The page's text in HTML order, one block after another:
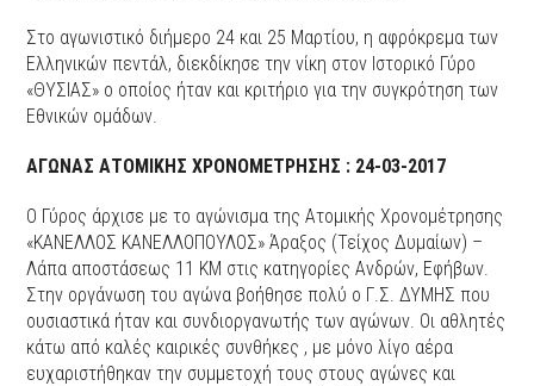
Στο αγωνιστικό διήμερο 24 και 25 Μαρτίου, η αφρόκρεμα των
Ελληνικών πεντάλ, διεκδίκησε την νίκη στον Ιστορικό Γύρο
«ΘΥΣΙΑΣ» ο οποίος ήταν και κριτήριο για την συγκρότηση των
Εθνικών ομάδων.
ΑΓΩΝΑΣ ΑΤΟΜΙΚΗΣ ΧΡΟΝΟΜΕΤΡΗΣΗΣ : 24-03-2017
Ο Γύρος άρχισε με το αγώνισμα της Ατομικής Χρονομέτρησης
«ΚΑΝΕΛΛΟΣ ΚΑΝΕΛΛΟΠΟΥΛΟΣ» Άραξος (Τείχος Δυμαίων) –
Λάπα αποστάσεως 11 ΚΜ στις κατηγορίες Ανδρών, Εφήβων.
Στην οργάνωση του αγώνα βοήθησε πολύ ο Γ.Σ. ΔΥΜΗΣ που
ουσιαστικά ήταν και συνδιοργανωτής των αγώνων. Οι αθλητές
κάτω από καλές καιρικές συνθήκες , με μόνο λίγο αέρα
ευχαριστήθηκαν την συμμετοχή τους στους αγώνες και